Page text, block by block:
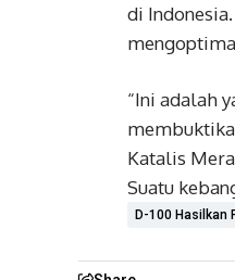
di
“Ini adalah
Katalis
Suatu
D-100 Hasilkan